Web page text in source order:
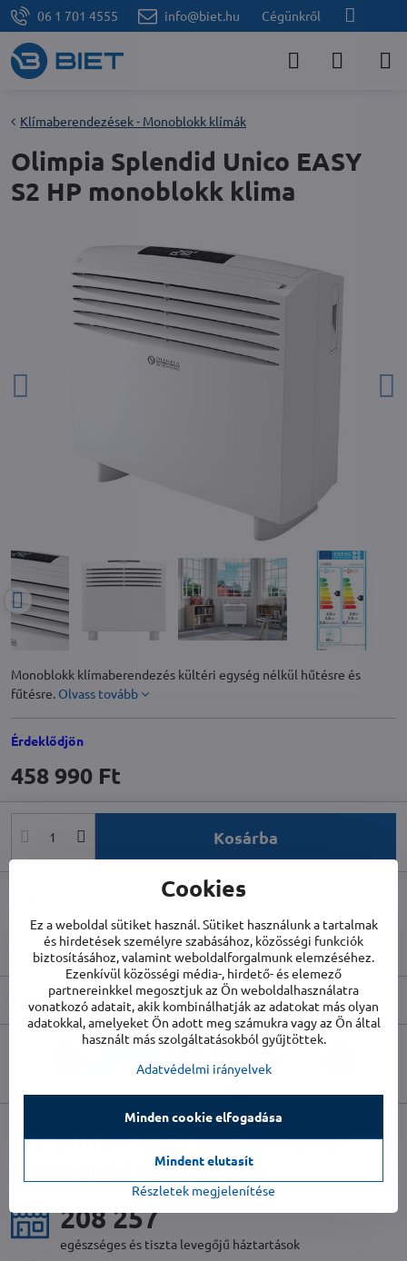
06 1 701 4555 info@biet.hu Cégünkről
Klímaberendezések - Monoblokk klímák
Olimpia Splendid Unico EASY
S2 HP monoblokk klima
Monoblokk klímaberendezés kültéri egység nélkül hűtésre és
fűtésre. Olvass tovább
Érdeklődjön
458 990 Ft
Kosárba
Készletszám:UNICOEASYS2
Gyártó:Olimpia Splendid
Leírás
TwitterBlueskyPinterestRedditLinkedIn
az elmúlt évre vonatkozóan
számokban kifejezve
225 981
egészséges és tiszta levegőjű háztartások
Cookies
Ez a weboldal sütiket használ. Sütiket használunk a tartalmak
és hirdetések személyre szabásához, közösségi funkciók
biztosításához, valamint weboldalforgalmunk elemzéséhez.
Ezenkívül közösségi média-, hirdető- és elemező
partnereinkkel megosztjuk az Ön weboldalhasználatra
vonatkozó adatait, akik kombinálhatják az adatokat más olyan
adatokkal, amelyeket Ön adott meg számukra vagy az Ön által
használt más szolgáltatásokból gyűjtöttek.
Adatvédelmi irányelvek
Részletek megjelenítése
Minden cookie elfogadása
Mindent elutasít